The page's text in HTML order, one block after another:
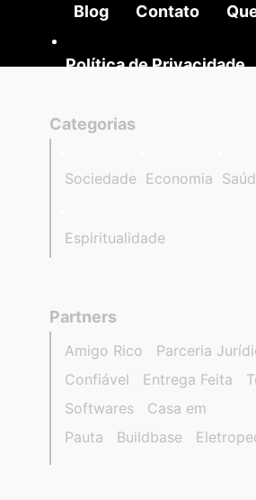
Blog Contato
Política de Privacidade
Categorias
Sociedade Economia
Espiritualidade
Partners
Amigo Rico Parceria
Confiável
Entrega Feita
Softwares
Casa em
Pauta
Buildbase